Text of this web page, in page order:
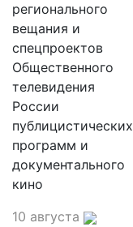
регионального
вещания и
спецпроектов
Общественного
телевидения
России
публицистических
программ и
документального
кино
10 августа